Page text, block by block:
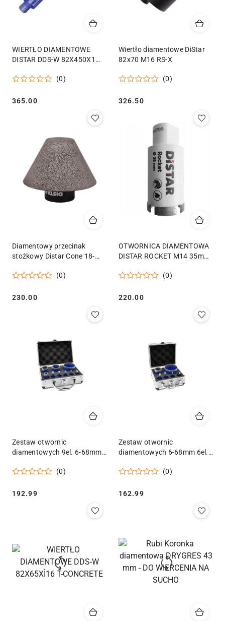
WIERTŁO DIAMENTOWE
DISTAR DDS-W 82X450X1
CONCRETE
(0)
Cena:
365.00
Wiertło diamentowe DiStar
82x70 M16 RS-X
(0)
Cena:
326.50
Diamentowy przecinak
stożkowy Distar Cone 18-
(0)
Cena:
230.00
OTWORNICA DIAMENTOWA
DISTAR ROCKET M14 35mm
(0)
Cena:
220.00
Zestaw otwornic
diamentowych 9el. 6-68mm
(0)
Cena:
192.99
Zestaw otwornic
diamentowych 6-68mm 6el.
(0)
Cena:
162.99